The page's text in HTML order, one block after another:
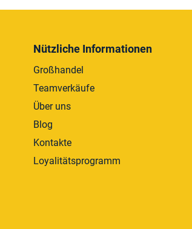
Sternen.
Nützliche Informationen
Großhandel
Teamverkäufe
Über uns
Blog
Kontakte
Loyalitätsprogramm